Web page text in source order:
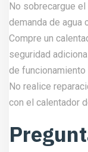
No sobrecargue
demanda de agua
Compre un
seguridad
de
No realice
con el calentador